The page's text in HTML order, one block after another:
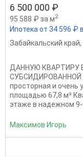
6 500 000 ₽
95 588 ₽ за м2
Ипотека от 34 596 ₽
Забайкальский край,
ДАННУЮ КВАРТИРУ
СУБСИДИРОВАННОЙ
просторная и очень
площадью 67,8 м²
этаже в надежном
Максимов Игорь